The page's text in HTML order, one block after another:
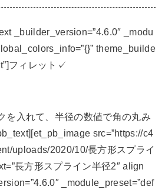
_builder_version=”4.6.0″ _modu
theme_builde
フィレット✓
を入れて、半径の数値で角の丸み
src=”https://c4
uploads/2020/10/長方形スプライ
長方形スプライン半径2″ align
_module_preset=”def